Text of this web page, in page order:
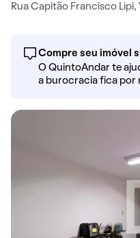
Rua Capitão Francisco Lipi,
Compre seu imóvel
O QuintoAndar te
a burocracia fica por